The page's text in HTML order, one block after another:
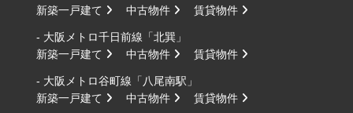
新築一戸建て
中古物件 賃貸物件
- 大阪メトロ千日前線「北巽」
新築一戸建て
中古物件 賃貸物件
- 大阪メトロ谷町線「八尾南駅」
新築一戸建て
中古物件 賃貸物件